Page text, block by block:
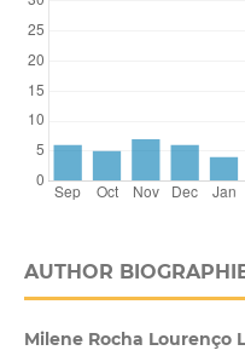
AUTHOR
Milene Rocha Lourenço